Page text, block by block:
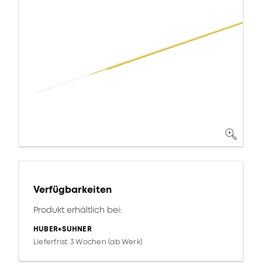
Verfügbarkeiten
Produkt erhältlich bei:
HUBER+SUHNER
Lieferfrist 3 Wochen (ab Werk)